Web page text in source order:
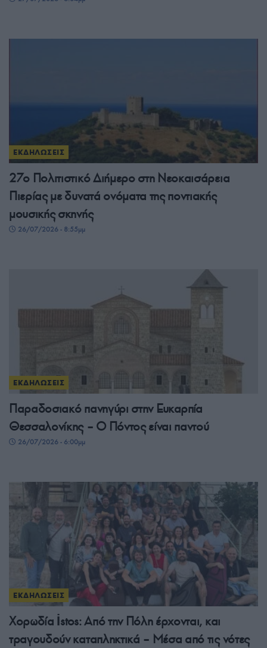
ΕΚΔΗΛΩΣΕΙΣ
27ο Πολιτιστικό Διήμερο στη Νεοκαισάρεια
Πιερίας με δυνατά ονόματα της ποντιακής
μουσικής σκηνής
26/07/2026 - 8:55μμ
ΕΚΔΗΛΩΣΕΙΣ
Παραδοσιακό πανηγύρι στην Ευκαρπία
Θεσσαλονίκης – Ο Πόντος είναι παντού
26/07/2026 - 6:00μμ
ΕΚΔΗΛΩΣΕΙΣ
Χορωδία İstos: Από την Πόλη έρχονται, και
τραγουδούν καταπληκτικά – Μέσα από τις νότες